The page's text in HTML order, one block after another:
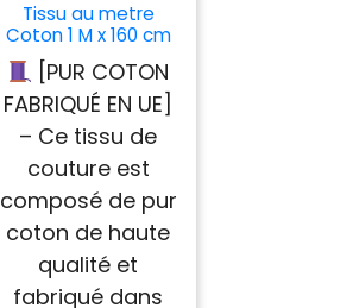
Tissu au metre
Coton 1 M x 160 cm
- Tissu pour couture
decoration et loisirs
creatifs Ideal pour
vetements
ameublement
accessoires et
DIY Oeko-Tex
Hiboux
[PUR COTON
FABRIQUÉ EN UE]
– Ce tissu de
couture est
composé de pur
coton de haute
qualité et
fabriqué dans